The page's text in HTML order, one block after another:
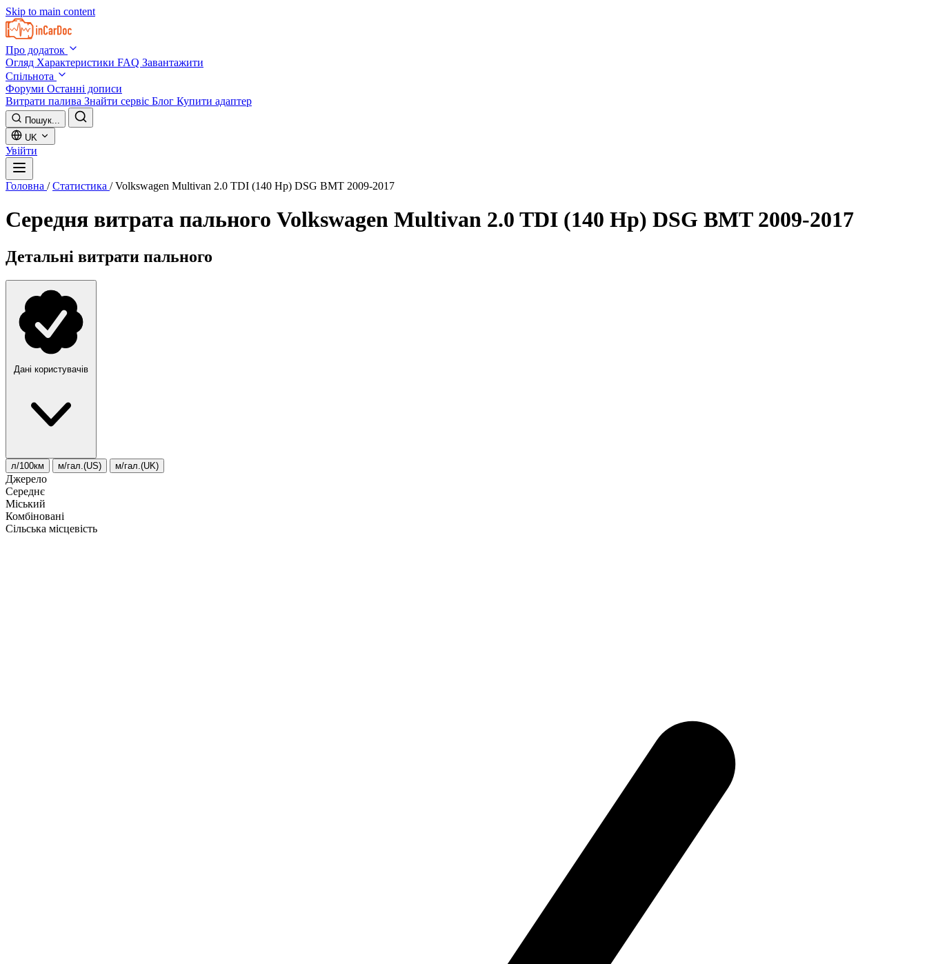
Skip to main content
Про додаток
Огляд Характеристики FAQ Завантажити
Спільнота
Форуми Останні дописи
Витрати палива Знайти сервіс Блог Купити адаптер
Пошук...
UK
Увійти
Головна / Статистика / Volkswagen Multivan 2.0 TDI (140 Hp) DSG BMT 2009-2017
Середня витрата пального Volkswagen Multivan 2.0 TDI (140 Hp) DSG BMT 2009-2017
Детальні витрати пального
Дані користувачів
л/100км м/гал.(US) м/гал.(UK)
Джерело
Середнє
Міський
Комбіновані
Сільська місцевість